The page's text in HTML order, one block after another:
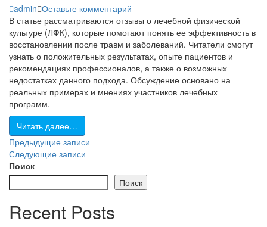
admin Оставьте комментарий
В статье рассматриваются отзывы о лечебной физической
культуре (ЛФК), которые помогают понять ее эффективность в
восстановлении после травм и заболеваний. Читатели смогут
узнать о положительных результатах, опыте пациентов и
рекомендациях профессионалов, а также о возможных
недостатках данного подхода. Обсуждение основано на
реальных примерах и мнениях участников лечебных
программ.
Читать далее…
Навигация
по
записям
Предыдущие записи
Следующие записи
Поиск
Поиск
Recent Posts